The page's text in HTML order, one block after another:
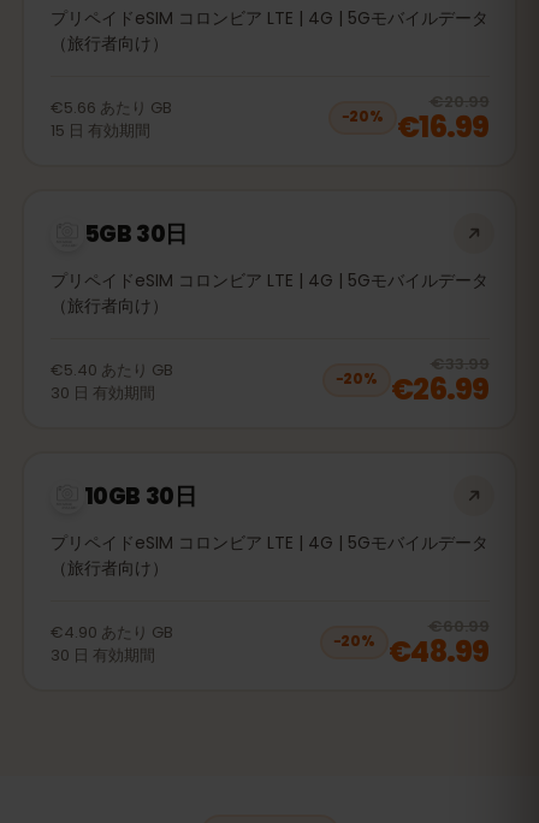
プリペイドeSIM コロンビア LTE | 4G | 5Gモバイルデータ
（旅行者向け）
€5.66 あたり GB
15 日 有効期間
−20%
€20.99
€16.99
5GB 30日
プリペイドeSIM コロンビア LTE | 4G | 5Gモバイルデータ
（旅行者向け）
€5.40 あたり GB
30 日 有効期間
−20%
€33.99
€26.99
10GB 30日
プリペイドeSIM コロンビア LTE | 4G | 5Gモバイルデータ
（旅行者向け）
€4.90 あたり GB
30 日 有効期間
−20%
€60.99
€48.99